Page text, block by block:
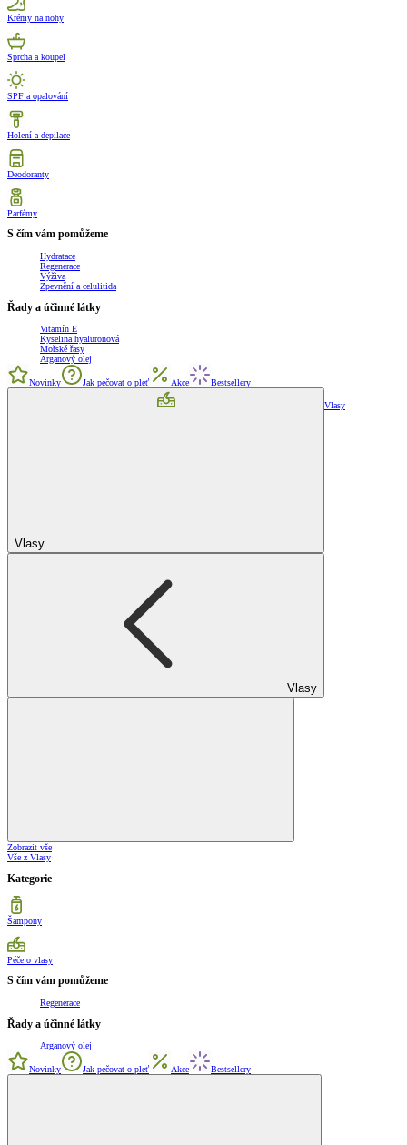
Krémy na nohy
Sprcha a koupel
SPF a opalování
Holení a depilace
Deodoranty
Parfémy
S čím vám pomůžeme
Hydratace
Regenerace
Výživa
Zpevnění a celulitida
Řady a účinné látky
Vitamín E
Kyselina hyaluronová
Mořské řasy
Arganový olej
Novinky Jak pečovat o pleť Akce Bestsellery
Vlasy
Vlasy
Vlasy
Zobrazit vše
Vše z Vlasy
Kategorie
Šampony
Péče o vlasy
S čím vám pomůžeme
Regenerace
Řady a účinné látky
Arganový olej
Novinky Jak pečovat o pleť Akce Bestsellery